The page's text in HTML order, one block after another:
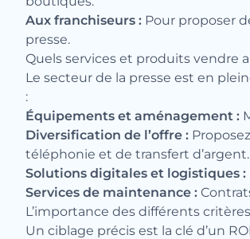
Aux franchiseurs : Pour proposer
presse.
Quels services et produits vendre
Le secteur de la presse est en
:
Équipements et aménagement :
Diversification de l’offre :
téléphonie et de transfert d’argent.
Solutions digitales et logistiques :
Services de maintenance :
L’importance des différents
Un ciblage précis est la clé d’un